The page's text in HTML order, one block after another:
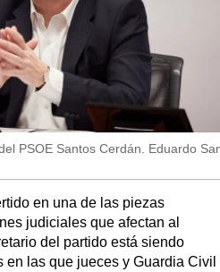
PSOE Santos Cerdán. Eduardo
en una de las piezas
judiciales que afectan al
del partido está siendo
las que jueces y Guardia Civil